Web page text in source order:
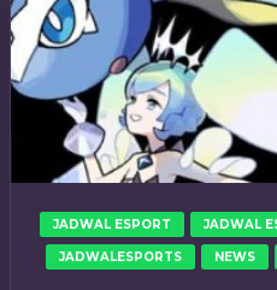
JADWAL ESPORT JADWAL
JADWALESPORTS NEWS